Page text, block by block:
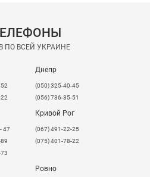
ПО ВСЕЙ УКРАИНЕ
Днепр
(050) 325-40-45
(056) 736-35-51
47
Кривой Рог
(067) 491-22-25
(075) 401-78-22
Ровно